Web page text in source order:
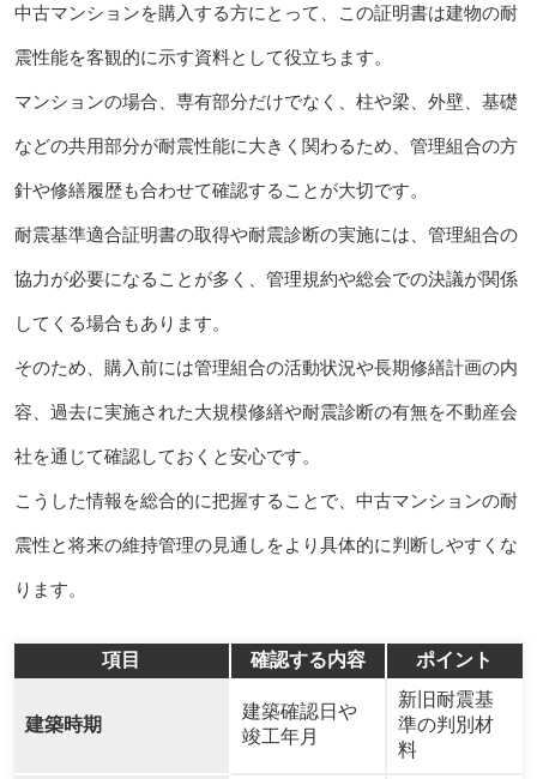
中古マンションを購入する方にとって、この証明書は建物の耐
震性能を客観的に示す資料として役立ちます。
マンションの場合、専有部分だけでなく、柱や梁、外壁、基礎
などの共用部分が耐震性能に大きく関わるため、管理組合の方
針や修繕履歴も合わせて確認することが大切です。
耐震基準適合証明書の取得や耐震診断の実施には、管理組合の
協力が必要になることが多く、管理規約や総会での決議が関係
してくる場合もあります。
そのため、購入前には管理組合の活動状況や長期修繕計画の内
容、過去に実施された大規模修繕や耐震診断の有無を不動産会
社を通じて確認しておくと安心です。
こうした情報を総合的に把握することで、中古マンションの耐
震性と将来の維持管理の見通しをより具体的に判断しやすくな
ります。
項目 確認する内容 ポイント
建築時期
建築確認日や
竣工年月
新旧耐震基
準の判別材
料